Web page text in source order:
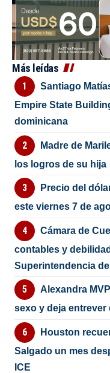
Más leídas
Santiago
Empire State
dominicana
Madre de
los logros de su hija
Precio del
este viernes 7 de
Cámara de
contables y
Superintendencia
Alexandra
sexo y deja
Houston
Salgado un mes
ICE